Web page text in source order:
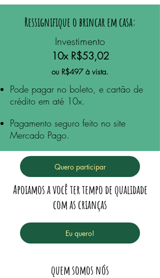
Ressignifique o brincar em casa:
Investimento
10x R$53,02
ou R$497 à vista.
Pode pagar no boleto, e cartão de
crédito em até 10x.
Pagamento seguro feito no site
Mercado Pago.
Quero participar
Apoiamos a você ter tempo de qualidade
com as crianças
Eu quero!
quem somos nós